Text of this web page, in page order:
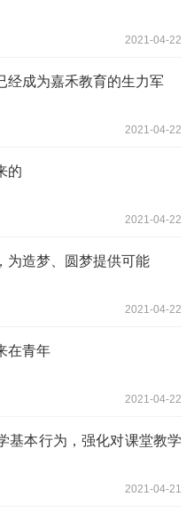
2021-04-22
经成为嘉禾教育的生力军
2021-04-22
的
2021-04-22
为造梦、圆梦提供可能
2021-04-22
在青年
2021-04-22
基本行为，强化对课堂教学
2021-04-21